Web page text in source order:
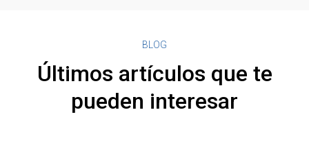
BLOG
Últimos artículos que te
pueden interesar